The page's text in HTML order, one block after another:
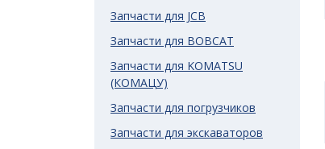
Запчасти для JCB
Запчасти для BOBCAT
Запчасти для KOMATSU
(КОМАЦУ)
Запчасти для погрузчиков
Запчасти для экскаваторов